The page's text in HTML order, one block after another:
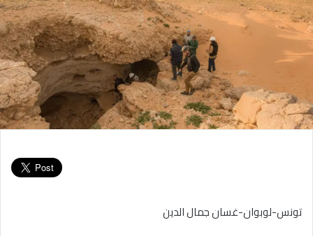
تونس-لوبوان-غسان جمال الدين